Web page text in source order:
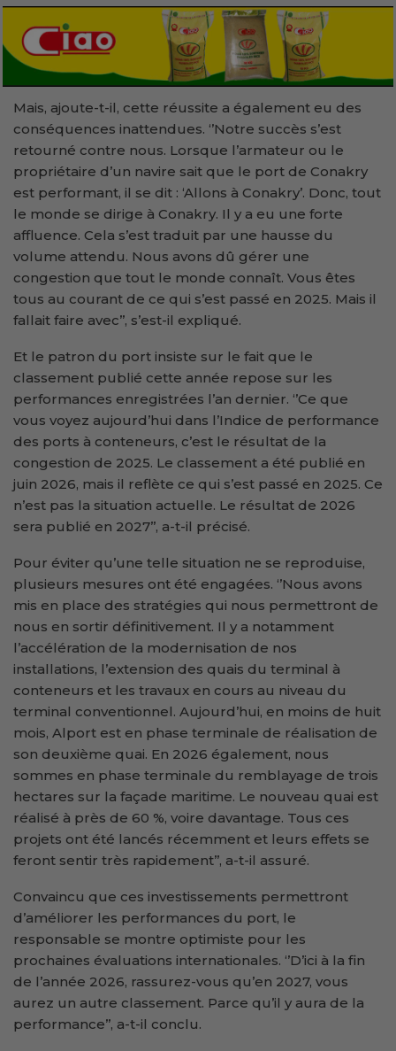
Mais, ajoute-t-il, cette réussite a également eu des
conséquences inattendues. ‘’Notre succès s’est
retourné contre nous. Lorsque l’armateur ou le
propriétaire d’un navire sait que le port de Conakry
est performant, il se dit : ‘Allons à Conakry’. Donc, tout
le monde se dirige à Conakry. Il y a eu une forte
affluence. Cela s’est traduit par une hausse du
volume attendu. Nous avons dû gérer une
congestion que tout le monde connaît. Vous êtes
tous au courant de ce qui s’est passé en 2025. Mais il
fallait faire avec’’, s’est-il expliqué.
Et le patron du port insiste sur le fait que le
classement publié cette année repose sur les
performances enregistrées l’an dernier. ‘’Ce que
vous voyez aujourd’hui dans l’Indice de performance
des ports à conteneurs, c’est le résultat de la
congestion de 2025. Le classement a été publié en
juin 2026, mais il reflète ce qui s’est passé en 2025. Ce
n’est pas la situation actuelle. Le résultat de 2026
sera publié en 2027’’, a-t-il précisé.
Pour éviter qu’une telle situation ne se reproduise,
plusieurs mesures ont été engagées. ‘’Nous avons
mis en place des stratégies qui nous permettront de
nous en sortir définitivement. Il y a notamment
l’accélération de la modernisation de nos
installations, l’extension des quais du terminal à
conteneurs et les travaux en cours au niveau du
terminal conventionnel. Aujourd’hui, en moins de huit
mois, Alport est en phase terminale de réalisation de
son deuxième quai. En 2026 également, nous
sommes en phase terminale du remblayage de trois
hectares sur la façade maritime. Le nouveau quai est
réalisé à près de 60 %, voire davantage. Tous ces
projets ont été lancés récemment et leurs effets se
feront sentir très rapidement’’, a-t-il assuré.
Convaincu que ces investissements permettront
d’améliorer les performances du port, le
responsable se montre optimiste pour les
prochaines évaluations internationales. ‘’D’ici à la fin
de l’année 2026, rassurez-vous qu’en 2027, vous
aurez un autre classement. Parce qu’il y aura de la
performance’’, a-t-il conclu.